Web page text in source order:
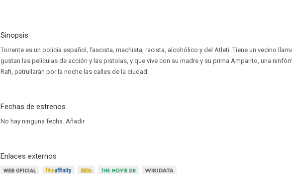
Sinopsis
Torrente es un policía español, fascista, machista, racista, alcohólico y del Atleti. Tiene un vecino
gustan las películas de acción y las pistolas, y que vive con su madre y su prima Amparito, una
Rafi, patrullarán por la noche las calles de la ciudad.
Fechas de estrenos
No hay ninguna fecha. Añadir
Enlaces externos